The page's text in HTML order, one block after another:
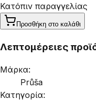
Κατόπιν παραγγελίας
Προσθήκη στο καλάθι
Λεπτομέρειες
Μάρκα:
Průša
Κατηγορία: